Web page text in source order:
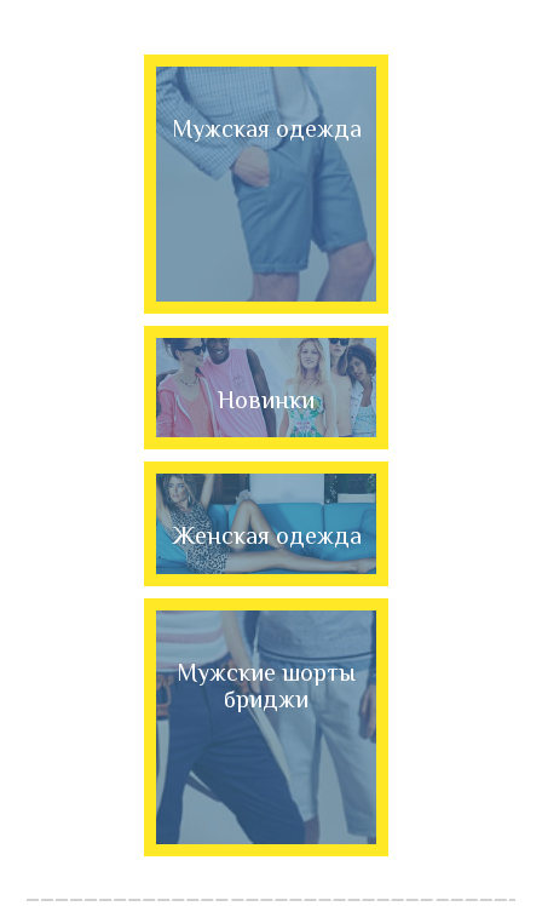
Мужская одежда
Новинки
Женская одежда
Мужские шорты
бриджи